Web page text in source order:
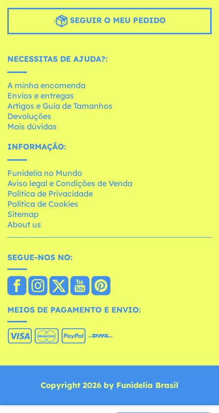
SEGUIR O MEU PEDIDO
NECESSITAS DE AJUDA?:
A minha encomenda
Envios e entregas
Artigos e Guia de Tamanhos
Devoluções
Mais dúvidas
INFORMAÇÃO:
Funidelia no Mundo
Aviso legal e Condições de Venda
Política de Privacidade
Política de Cookies
Sitemap
About us
SEGUE-NOS NO:
MEIOS DE PAGAMENTO E ENVIO:
Copyright 2026 by Funidelia Brasil